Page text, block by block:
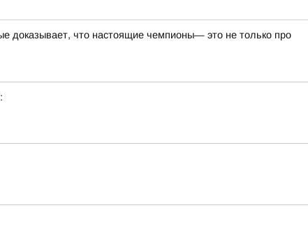
доказывает, что настоящие чемпионы— это не только про